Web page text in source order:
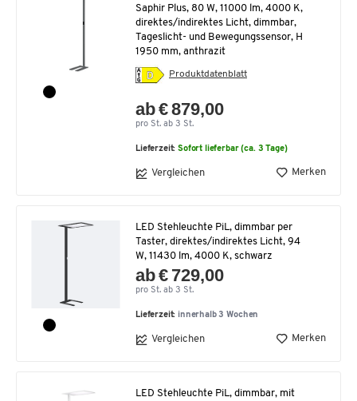
Saphir Plus, 80 W, 11000 lm, 4000 K,
direktes/indirektes Licht, dimmbar,
Tageslicht- und Bewegungssensor, H
1950 mm, anthrazit
Produktdatenblatt
ab € 879,00
pro St. ab 3 St.
Lieferzeit:Sofort lieferbar (ca. 3 Tage)
Vergleichen Merken
LED Stehleuchte PiL, dimmbar per
Taster, direktes/indirektes Licht, 94
W, 11430 lm, 4000 K, schwarz
ab € 729,00
pro St. ab 3 St.
Lieferzeit: innerhalb 3 Wochen
Vergleichen Merken
LED Stehleuchte PiL, dimmbar, mit